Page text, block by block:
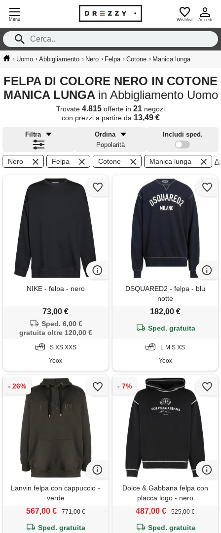
Menu Wishlist Accedi
› Uomo › Abbigliamento › Nero › Felpa › Cotone › Manica lunga
FELPA DI COLORE NERO IN COTONE
MANICA LUNGA in Abbigliamento Uomo
Trovate 4.815 offerte in 21 negozi
con prezzi a partire da 13,49 €
Filtra
Ordina
Popolarità
Includi sped.
Nero Felpa Cotone Manica lunga
NIKE - felpa - nero
73,00 €
Sped. 6,00 €
gratuita oltre 120,00 €
S XS XXS
Yoox
DSQUARED2 - felpa - blu
notte
182,00 €
Sped. gratuita
L M S XS
Yoox
Lanvin felpa con cappuccio -
verde
567,00 € 771,00 €
Sped. gratuita
Dolce & Gabbana felpa con
placca logo - nero
487,00 € 525,00 €
Sped. gratuita